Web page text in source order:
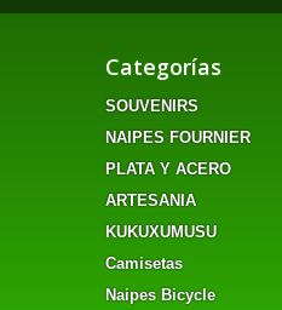
Categorías
SOUVENIRS
NAIPES FOURNIER
PLATA Y ACERO
ARTESANIA
KUKUXUMUSU
Camisetas
Naipes Bicycle